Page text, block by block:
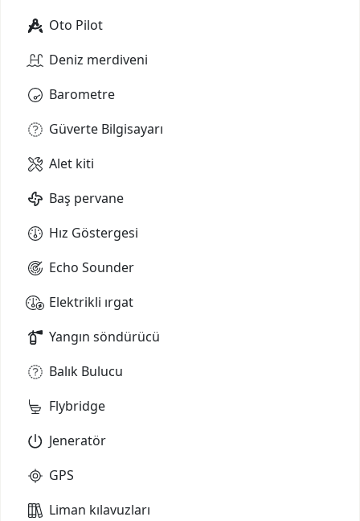
Oto Pilot
Deniz merdiveni
Barometre
Güverte Bilgisayarı
Alet kiti
Baş pervane
Hız Göstergesi
Echo Sounder
Elektrikli ırgat
Yangın söndürücü
Balık Bulucu
Flybridge
Jeneratör
GPS
Liman kılavuzları